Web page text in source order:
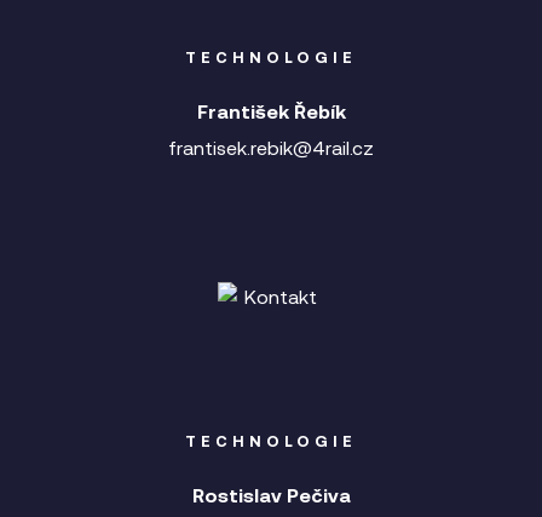
František Řebík
TECHNOLOGIE
frantisek.rebik@4rail.cz
Rostislav Pečiva
TECHNOLOGIE